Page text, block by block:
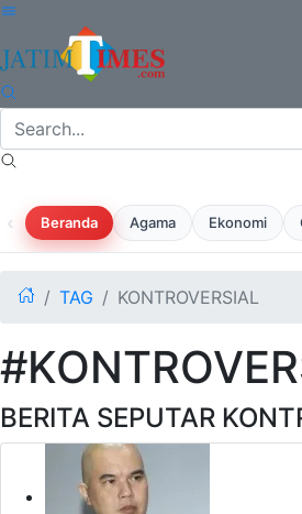
‹ Beranda Agama Ekonomi
TAG KONTROVERSIAL
BERITA SEPUTAR